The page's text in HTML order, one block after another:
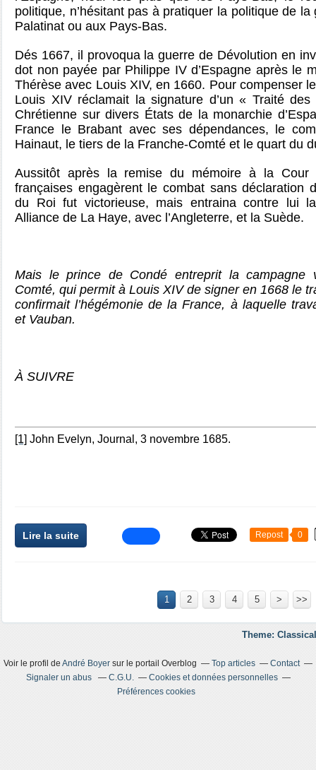
politique, n’hésitant pas à pratiquer la politique de
Palatinat ou aux Pays-Bas.
Dés 1667, il provoqua la guerre de Dévolution en
dot non payée par Philippe IV d’Espagne après le
Thérèse avec Louis XIV, en 1660. Pour compenser
Louis XIV réclamait la signature d’un « Traité
Chrétienne sur divers États de la monarchie
France le Brabant avec ses dépendances, le
Hainaut, le tiers de la Franche-Comté et le quart du
Aussitôt après la remise du mémoire à la Cour
françaises engagèrent le combat sans déclaration
du Roi fut victorieuse, mais entraina contre lui
Alliance de La Haye, avec l’Angleterre, et la Suède.
Mais le prince de Condé entreprit la campagne
Comté, qui permit à Louis XIV de signer en 1668 le
confirmait l’hégémonie de la France, à laquelle
et Vauban.
À SUIVRE
[1] John Evelyn, Journal, 3 novembre 1685.
Lire la suite Repost 0
1 2 3 4 5 > >>
Theme:
Voir le profil de André Boyer sur le portail Overblog Top articles
Contact
Signaler un abus
C.G.U.
Cookies et données personnelles
Préférences cookies